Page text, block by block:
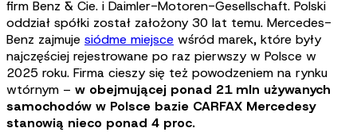
firm Benz & Cie. i Daimler-Motoren-Gesellschaft. Polski
oddział spółki został założony 30 lat temu. Mercedes-
Benz zajmuje siódme miejsce wśród marek, które były
najczęściej rejestrowane po raz pierwszy w Polsce w
2025 roku. Firma cieszy się też powodzeniem na rynku
wtórnym – w obejmującej ponad 21 mln używanych
samochodów w Polsce bazie CARFAX Mercedesy
stanowią nieco ponad 4 proc.